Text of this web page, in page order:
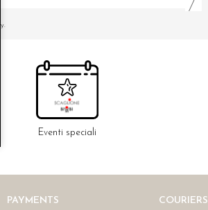
Eventi speciali
PAYMENTS COURIERS